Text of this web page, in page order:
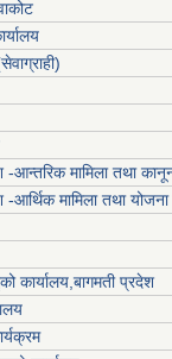
आन्तरिक मामिला तथा
आर्थिक मामिला तथा योजना
कार्यालय,बागमती प्रदेश